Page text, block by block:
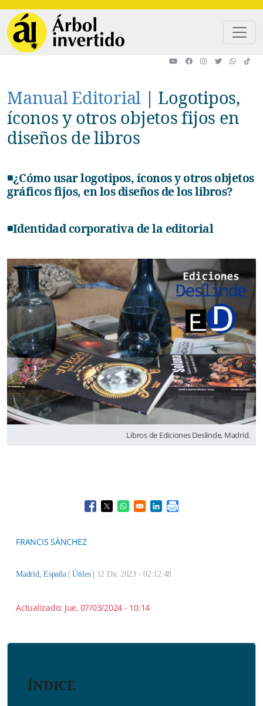
Manual Editorial | Logotipos,
íconos y otros objetos fijos en
diseños de libros
◾¿Cómo usar logotipos, íconos y otros objetos
gráficos fijos, en los diseños de los libros?
◾Identidad corporativa de la editorial
Libros de Ediciones Deslinde, Madrid.
Opens in a new window
Opens in a new window
Opens in a new window
Opens in a new window
FRANCIS SÁNCHEZ
Útiles 12 Dic 2023 - 02:12:48
Actualizado: Jue, 07/03/2024 - 10:14
ÍNDICE